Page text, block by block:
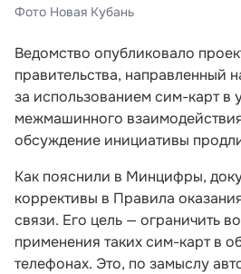
Фото Новая Кубань
Ведомство опубликовало
правительства, направленный
за использованием сим-карт в
межмашинного
обсуждение инициативы
Как пояснили в Минцифры,
коррективы в Правила
связи. Его цель — ограничить
применения таких сим-карт в
телефонах. Это, по замыслу